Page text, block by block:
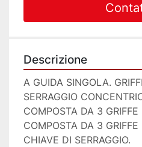
Descrizione
A GUIDA SINGOLA.
SERRAGGIO
COMPOSTA DA 3 GRIFFE
COMPOSTA DA 3 GRIFFE
CHIAVE DI SERRAGGIO.